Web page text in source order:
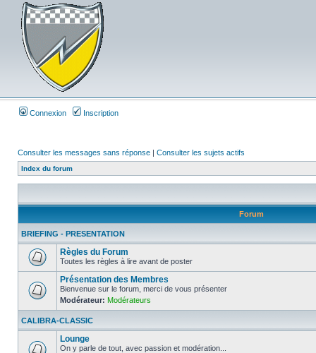
Connexion Inscription
Consulter les messages sans réponse | Consulter les sujets actifs
Index du forum
Forum
BRIEFING - PRESENTATION
Règles du Forum
Toutes les règles à lire avant de poster
Présentation des Membres
Bienvenue sur le forum, merci de vous présenter
Modérateur: Modérateurs
CALIBRA-CLASSIC
Lounge
On y parle de tout, avec passion et modération...